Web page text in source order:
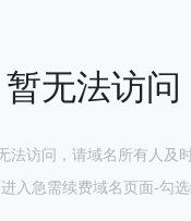
无法访问
法访问，请域名所有人及
入急需续费域名页面-勾